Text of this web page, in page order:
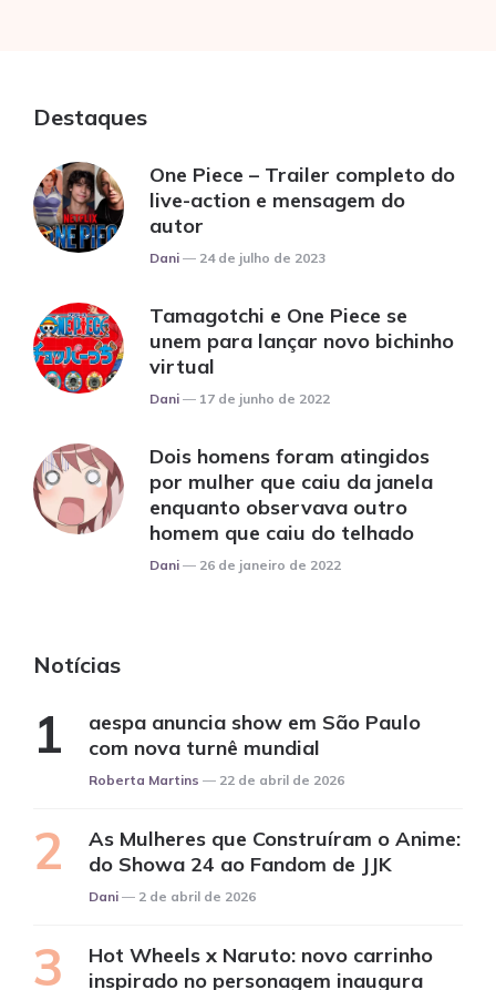
Destaques
One Piece – Trailer completo do
live-action e mensagem do
autor
Posted
Dani 24 de julho de 2023
Tamagotchi e One Piece se
unem para lançar novo bichinho
virtual
Posted
Dani 17 de junho de 2022
Dois homens foram atingidos
por mulher que caiu da janela
enquanto observava outro
homem que caiu do telhado
Posted
Dani 26 de janeiro de 2022
Notícias
aespa anuncia show em São Paulo
com nova turnê mundial
Posted
Roberta Martins 22 de abril de 2026
As Mulheres que Construíram o Anime:
do Showa 24 ao Fandom de JJK
Posted
Dani 2 de abril de 2026
Hot Wheels x Naruto: novo carrinho
inspirado no personagem inaugura